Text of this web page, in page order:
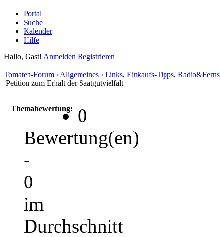
Portal
Suche
Kalender
Hilfe
Hallo, Gast! Anmelden Registrieren
Tomaten-Forum › Allgemeines › Links, Einkaufs-Tipps,
Petition zum Erhalt der Saatgutvielfalt
Themabewertung:
0
Bewertung(en)
-
0
im
Durchschnitt